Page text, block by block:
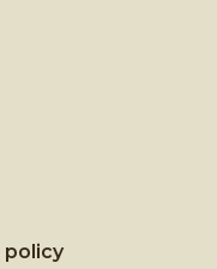
policy